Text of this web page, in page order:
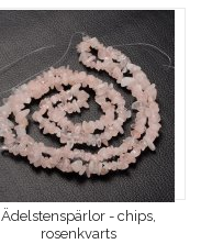
Ädelstenspärlor - chips,
rosenkvarts